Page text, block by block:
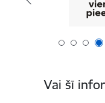
Vai šī